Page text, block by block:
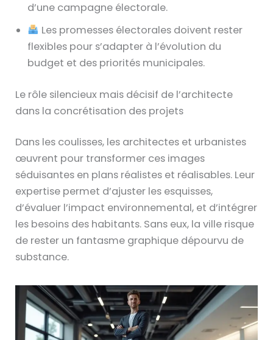
d’une campagne électorale.
Les promesses électorales doivent rester
flexibles pour s’adapter à l’évolution du
budget et des priorités municipales.
Le rôle silencieux mais décisif de l’architecte
dans la concrétisation des projets
Dans les coulisses, les architectes et urbanistes
œuvrent pour transformer ces images
séduisantes en plans réalistes et réalisables. Leur
expertise permet d’ajuster les esquisses,
d’évaluer l’impact environnemental, et d’intégrer
les besoins des habitants. Sans eux, la ville risque
de rester un fantasme graphique dépourvu de
substance.